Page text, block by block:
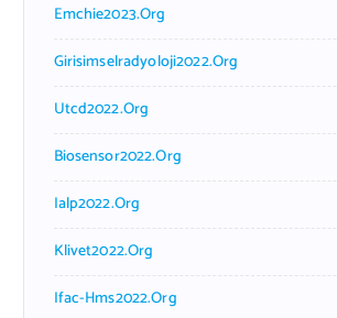
Emchie2023.org
Girisimselradyoloji2022.org
Utcd2022.org
Biosensor2022.org
Ialp2022.org
Klivet2022.org
Ifac-Hms2022.org